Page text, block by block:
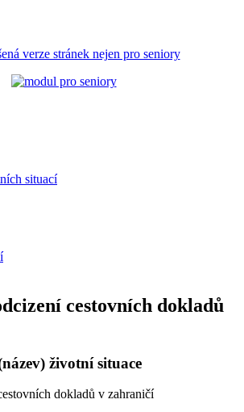
verze stránek nejen pro seniory
situací
cestovních dokladů
životní situace
dokladů v zahraničí